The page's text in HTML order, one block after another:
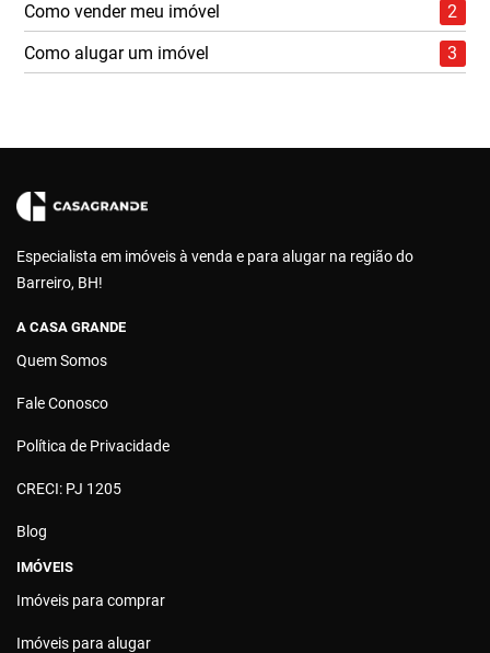
Como vender meu imóvel
2
Como alugar um imóvel
3
Especialista em imóveis à venda e para alugar na região do
Barreiro, BH!
A CASA GRANDE
Quem Somos
Fale Conosco
Política de Privacidade
CRECI: PJ 1205
Blog
IMÓVEIS
Imóveis para comprar
Imóveis para alugar